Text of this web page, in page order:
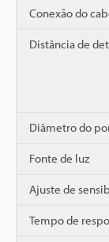
Conexão do
Distância de
Diâmetro do
Fonte de luz
Ajuste de
Tempo de